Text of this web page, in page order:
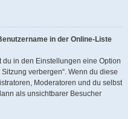
in der Online-Liste
in den Einstellungen eine Option
verbergen“. Wenn du diese
Moderatoren und du selbst
als unsichtbarer Besucher